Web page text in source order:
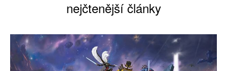
nejčtenější články